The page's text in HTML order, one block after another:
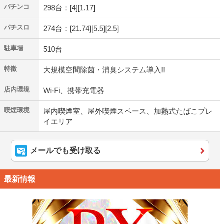
パチンコ 298台：[4][1.17]
パチスロ 274台：[21.74][5.5][2.5]
駐車場 510台
特徴 大規模空間除菌・消臭システム導入!!
店内環境 Wi-Fi、携帯充電器
喫煙環境
屋内喫煙室、屋外喫煙スペース、加熱式たばこプレ
イエリア
メールでも受け取る
最新情報